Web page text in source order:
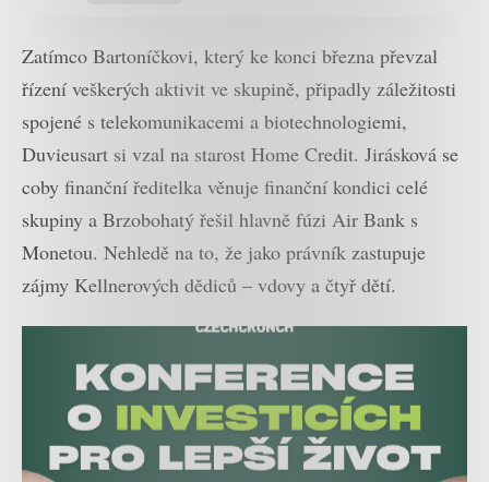
Zatímco Bartoníčkovi, který ke konci března převzal
řízení veškerých aktivit ve skupině, připadly záležitosti
spojené s telekomunikacemi a biotechnologiemi,
Duvieusart si vzal na starost Home Credit. Jirásková se
coby finanční ředitelka věnuje finanční kondici celé
skupiny a Brzobohatý řešil hlavně fúzi Air Bank s
Monetou. Nehledě na to, že jako právník zastupuje
zájmy Kellnerových dědiců – vdovy a čtyř dětí.